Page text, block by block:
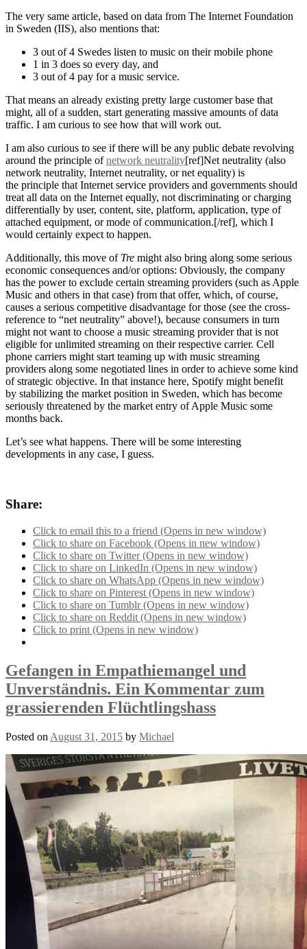
The very same article, based on data from The Internet Foundation
in Sweden (IIS), also mentions that:
3 out of 4 Swedes listen to music on their mobile phone
1 in 3 does so every day, and
3 out of 4 pay for a music service.
That means an already existing pretty large customer base that
might, all of a sudden, start generating massive amounts of data
traffic. I am curious to see how that will work out.
I am also curious to see if there will be any public debate revolving
around the principle ofnetwork neutrality[ref]Net neutrality (also
network neutrality, Internet neutrality, or net equality) is
the principle that Internet service providers and governments should
treat all data on the Internet equally, not discriminating or charging
differentially by user, content, site, platform, application, type of
attached equipment, or mode of communication.[/ref], which I
would certainly expect to happen.
Additionally, this move of Tre might also bring along some serious
economic consequences and/or options: Obviously, the company
has the power to exclude certain streaming providers (such as Apple
Music and others in that case) from that offer, which, of course,
causes a serious competitive disadvantage for those (see the cross-
reference to “net neutrality” above!), because consumers in turn
might not want to choose a music streaming provider that is not
eligible for unlimited streaming on their respective carrier. Cell
phone carriers might start teaming up with music streaming
providers along some negotiated lines in order to achieve some kind
of strategic objective. In that instance here, Spotify might benefit
by stabilizing the market position in Sweden, which has become
seriously threatened by the market entry of Apple Music some
months back.
Let’s see what happens. There will be some interesting
developments in any case, I guess.
Share:
Click to email this to a friend (Opens in new window)
Click to share on Facebook (Opens in new window)
Click to share on Twitter (Opens in new window)
Click to share on LinkedIn (Opens in new window)
Click to share on WhatsApp (Opens in new window)
Click to share on Pinterest (Opens in new window)
Click to share on Tumblr (Opens in new window)
Click to share on Reddit (Opens in new window)
Click to print (Opens in new window)
Gefangen in Empathiemangel und
Unverständnis. Ein Kommentar zum
grassierenden Flüchtlingshass
Posted on August 31, 2015 by Michael